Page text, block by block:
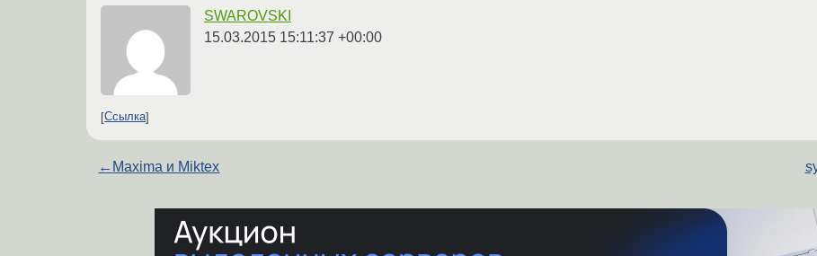
SWAROVSKI
15.03.2015 15:11:37 +00:00
Ссылка
← Maxima и Miktex